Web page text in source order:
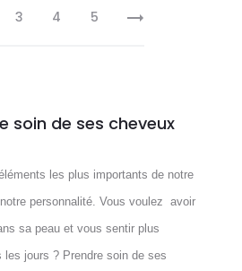
3 4 5
soin de ses cheveux
les plus importants de notre
personnalité. Vous voulez avoir
sa peau et vous sentir plus
jours ? Prendre soin de ses